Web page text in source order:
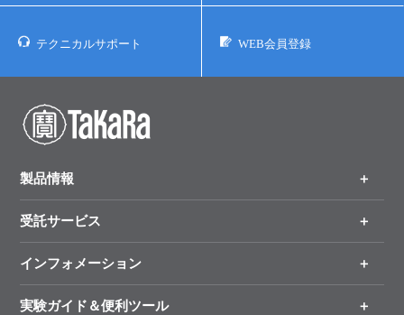
テクニカルサポート WEB会員登録
製品情報
製品一覧
手法から製品を探す
新製品情報
受託サービス
オンライン注文
インフォメーション
キャンペーン
実験ガイド＆便利ツール